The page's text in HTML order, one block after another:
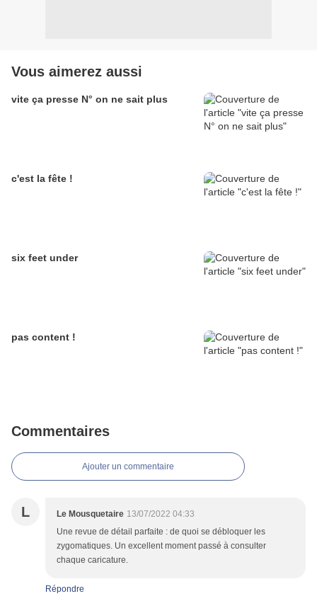
Vous aimerez aussi
vite ça presse N° on ne sait plus
c'est la fête !
six feet under
pas content !
Commentaires
Ajouter un commentaire
L Le Mousquetaire 13/07/2022 04:33
Une revue de détail parfaite : de quoi se débloquer les
zygomatiques. Un excellent moment passé à consulter
chaque caricature.
Répondre